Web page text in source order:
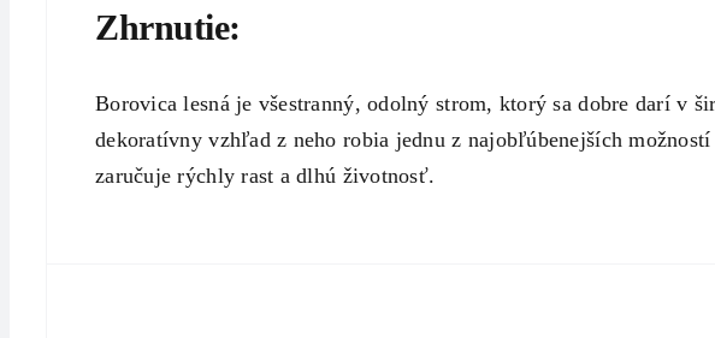
Zhrnutie:
Borovica lesná je všestranný, odolný strom, ktorý sa dobre darí v
dekoratívny vzhľad z neho robia jednu z najobľúbenejších možností
zaručuje rýchly rast a dlhú životnosť.